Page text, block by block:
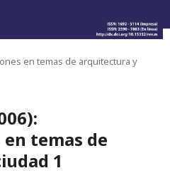
en temas de arquitectura y
temas de
1